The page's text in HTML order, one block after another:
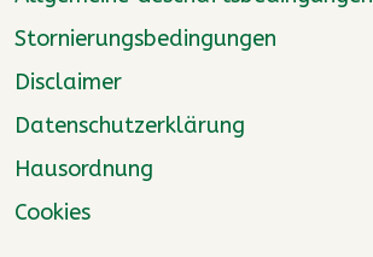
Stornierungsbedingungen
Disclaimer
Datenschutzerklärung
Hausordnung
Cookies